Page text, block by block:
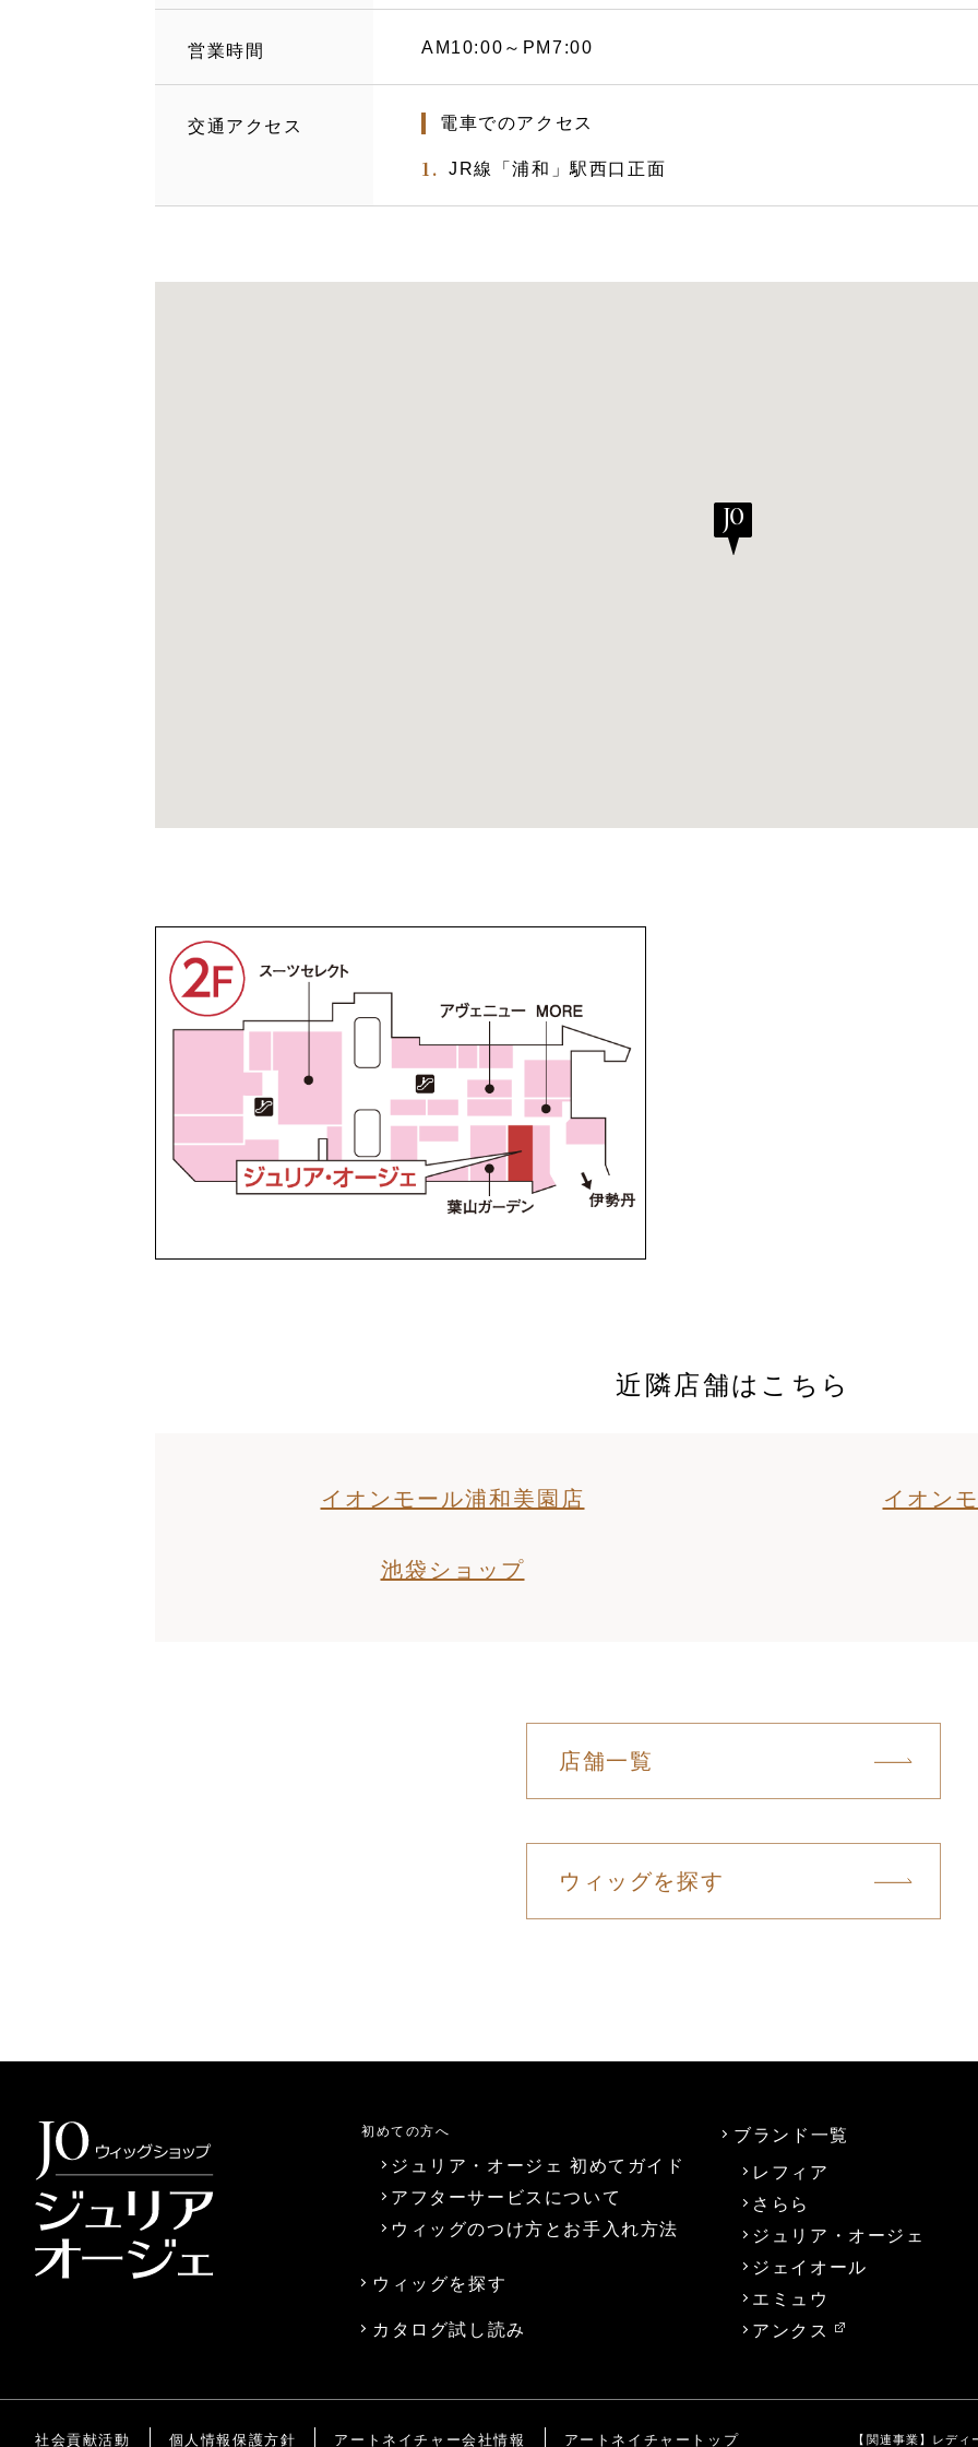
営業時間 AM10:00～PM7:00
交通アクセス 電車でのアクセス
JR線「浦和」駅西口正面
近隣店舗はこちら
イオンモール浦和美園店 イオン
池袋ショップ
店舗一覧
ウィッグを探す
初めての方へ
ジュリア・オージェ 初めてガイド
アフターサービスについて
ウィッグのつけ方とお手入れ方法
ウィッグを探す
カタログ試し読み
ブランド一覧
レフィア
さらら
ジュリア・オージェ
ジェイオール
エミュウ
アンクス
社会貢献活動 個人情報保護方針 アートネイチャー会社情報 アートネイチャートップ 【関連事業】 レディ